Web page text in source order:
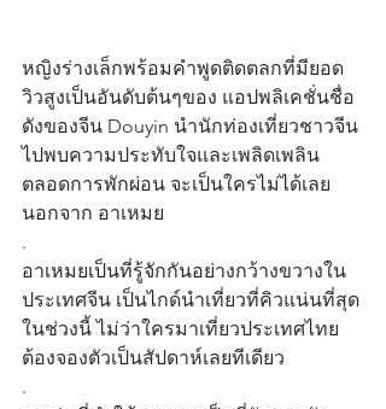
หญิงร่างเล็กพร้อมคำพูดติดตลกที่มียอด
วิวสูงเป็นอันดับต้นๆของ แอปพลิเคชั่นชื่อ
ดังของจีน Douyin นำนักท่องเที่ยวชาวจีน
ไปพบความประทับใจและเพลิดเพลิน
ตลอดการพักผ่อน จะเป็นใครไม่ได้เลย
นอกจาก อาเหมย
.
อาเหมยเป็นที่รู้จักกันอย่างกว้างขวางใน
ประเทศจีน เป็นไกด์นำเที่ยวที่คิวแน่นที่สุด
ในช่วงนี้ ไม่ว่าใครมาเที่ยวประเทศไทย
ต้องจองตัวเป็นสัปดาห์เลยทีเดียว
.